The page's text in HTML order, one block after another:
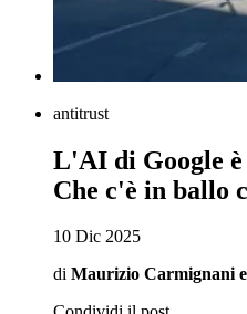
antitrust
L'AI di Google
Che c'è in ballo
10 Dic 2025
di Maurizio Carmignanie